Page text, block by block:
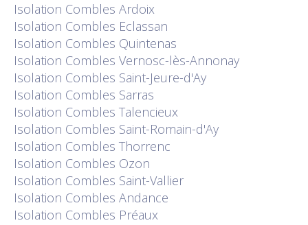
Isolation Combles Ardoix
Isolation Combles Eclassan
Isolation Combles Quintenas
Isolation Combles Vernosc-lès-Annonay
Isolation Combles Saint-Jeure-d'Ay
Isolation Combles Sarras
Isolation Combles Talencieux
Isolation Combles Saint-Romain-d'Ay
Isolation Combles Thorrenc
Isolation Combles Ozon
Isolation Combles Saint-Vallier
Isolation Combles Andance
Isolation Combles Préaux